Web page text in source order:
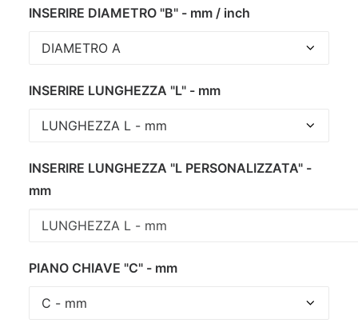
INSERIRE DIAMETRO "B" - mm / inch
INSERIRE LUNGHEZZA "L" - mm
INSERIRE LUNGHEZZA "L PERSONALIZZATA" -
mm
PIANO CHIAVE "C" - mm